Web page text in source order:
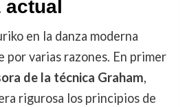
actual
en la danza moderna
por varias razones. En primer
de la técnica Graham,
rigurosa los principios de